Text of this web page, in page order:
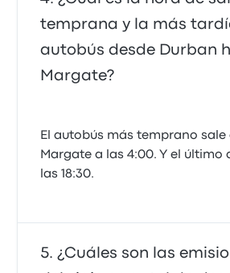
temprana y la más
autobús desde Durban
Margate?
El autobús más temprano sale
Margate a las 4:00. Y el último
las 18:30.
¿Cuáles son las